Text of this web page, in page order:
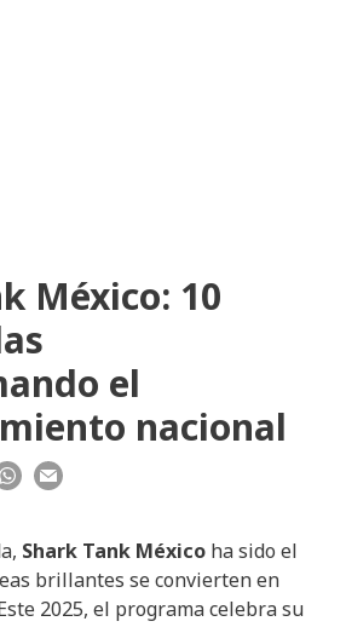
México: 10
el
nacional
Shark Tank México ha sido el
brillantes se convierten en
2025, el programa celebra su